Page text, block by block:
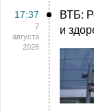
17:37
7
августа
2026
ВТБ:
и